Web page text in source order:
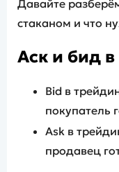
Давайте
стаканом и что
Аск и бид
Bid в
покупатель
Ask в
продавец